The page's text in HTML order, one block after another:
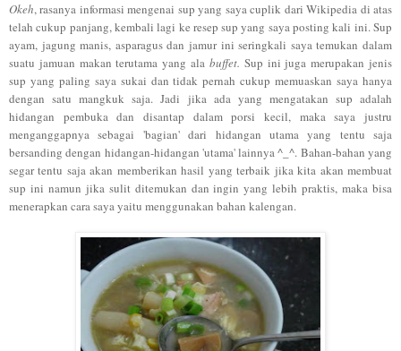
Okeh, rasanya informasi mengenai sup yang saya cuplik dari Wikipedia di atas
telah cukup panjang, kembali lagi ke resep sup yang saya posting kali ini. Sup
ayam, jagung manis, asparagus dan jamur ini seringkali saya temukan dalam
suatu jamuan makan terutama yang ala buffet. Sup ini juga merupakan jenis
sup yang paling saya sukai dan tidak pernah cukup memuaskan saya hanya
dengan satu mangkuk saja. Jadi jika ada yang mengatakan sup adalah
hidangan pembuka dan disantap dalam porsi kecil, maka saya justru
menganggapnya sebagai 'bagian' dari hidangan utama yang tentu saja
bersanding dengan hidangan-hidangan 'utama' lainnya ^_^. Bahan-bahan yang
segar tentu saja akan memberikan hasil yang terbaik jika kita akan membuat
sup ini namun jika sulit ditemukan dan ingin yang lebih praktis, maka bisa
menerapkan cara saya yaitu menggunakan bahan kalengan.